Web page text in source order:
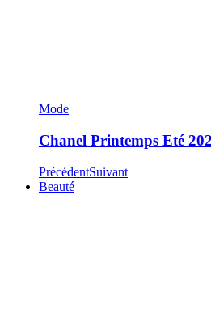
Mode
Chanel Printemps Eté
PrécédentSuivant
Beauté